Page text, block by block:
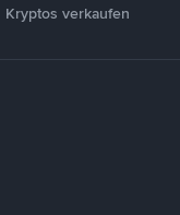
Kryptos verkaufen